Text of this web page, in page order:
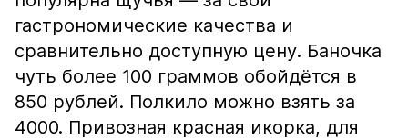
гастрономические качества и
сравнительно доступную цену. Баночка
чуть более 100 граммов обойдётся в
850 рублей. Полкило можно взять за
4000. Привозная красная икорка, для